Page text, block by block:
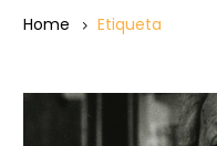
Home Etiqueta
Dialogando